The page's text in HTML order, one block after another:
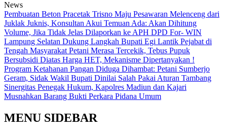
News
Pembuatan Beton Pracetak Trisno Maju Pesawaran Melenceng dari
Juklak Juknis, Konsultan Akui Temuan Ada: Akan Dihitung
Volume, Jika Tidak Jelas Dilaporkan ke APH DPD For- WIN
Lampung Selatan Dukung Langkah Bupati Egi Lantik Pejabat di
Tengah Masyarakat Petani Merasa Tercekik, Tebus Pupuk
Bersubsidi Diatas Harga HET, Mekanisme Dipertanyakan !
Program Ketahanan Pangan Diduga Dihambat: Petani Sumberjo
Geram, Sidak Wakil Bupati Dinilai Salah Pakai Aturan Tambang
Sinergitas Penegak Hukum, Kapolres Madiun dan Kajari
Musnahkan Barang Bukti Perkara Pidana Umum
MENU SIDEBAR